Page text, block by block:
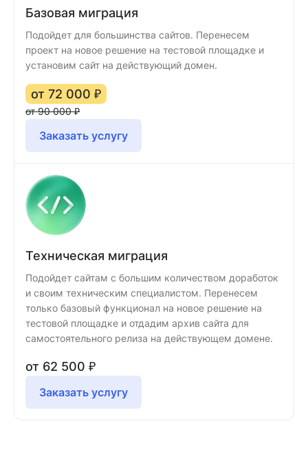
Базовая миграция
Подойдет для большинства сайтов. Перенесем
проект на новое решение на тестовой площадке и
установим сайт на действующий домен.
от 90 000 ₽
от 72 000 ₽
Заказать услугу
Техническая миграция
Подойдет сайтам с большим количеством доработок
и своим техническим специалистом. Перенесем
только базовый функционал на новое решение на
тестовой площадке и отдадим архив сайта для
самостоятельного релиза на действующем домене.
от 62 500 ₽
Заказать услугу